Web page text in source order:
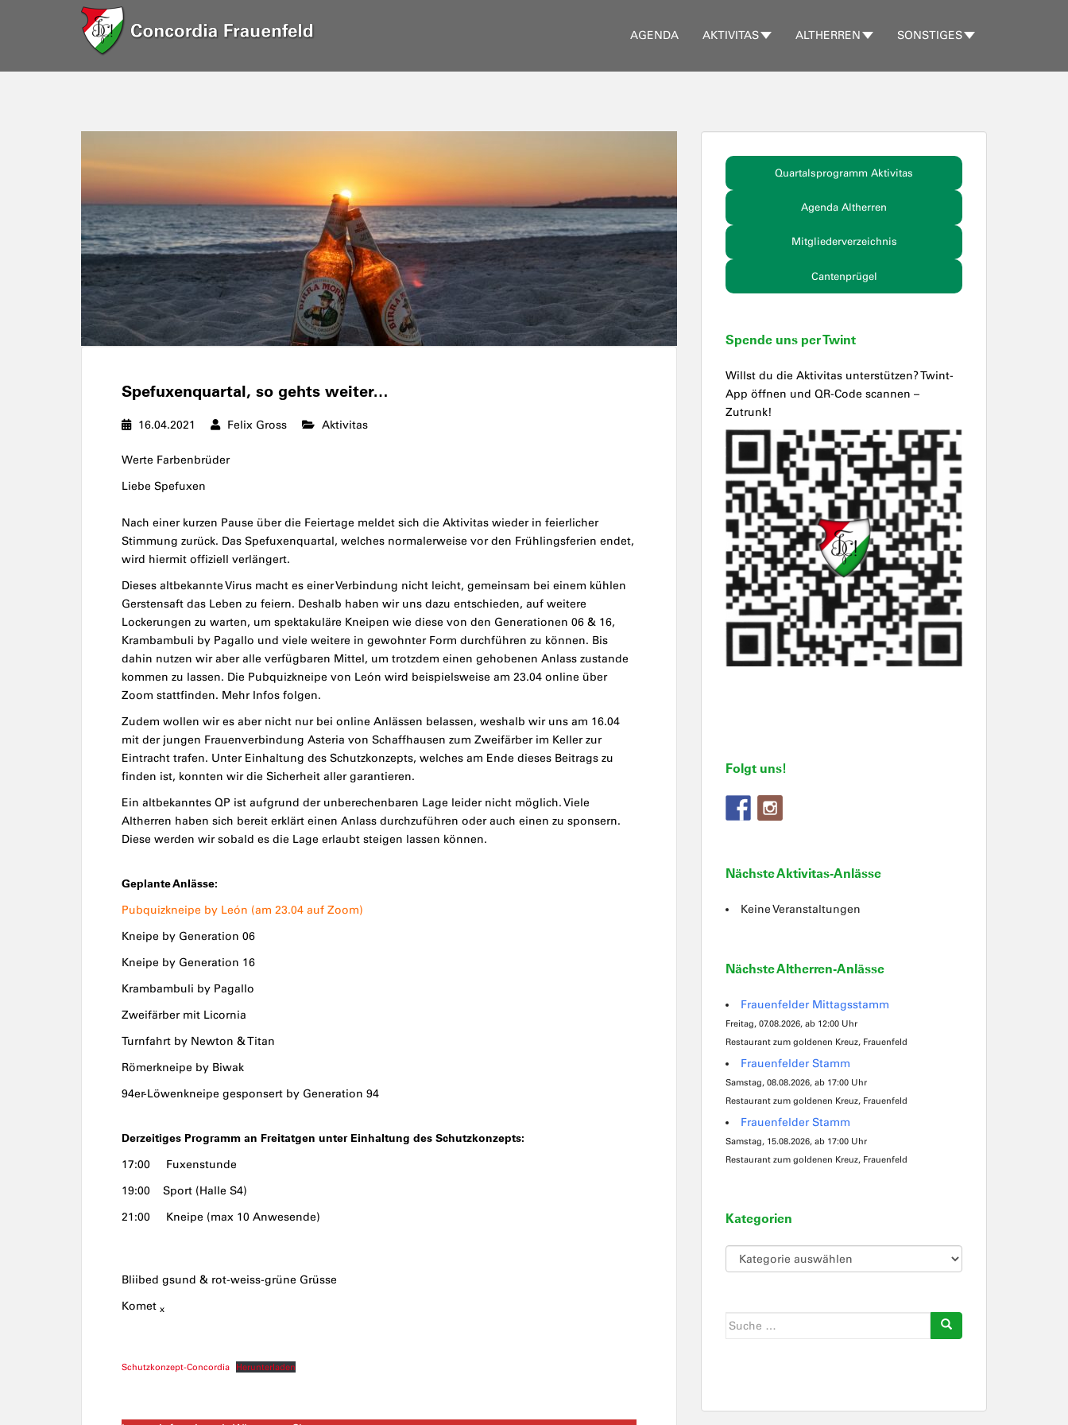
AGENDA AKTIVITAS ALTHERREN SONSTIGES
Spefuxenquartal, so gehts weiter…
16.04.2021 Felix Gross Aktivitas
Werte Farbenbrüder
Liebe Spefuxen
Nach einer kurzen Pause über die Feiertage meldet sich die Aktivitas wieder in feierlicher
Stimmung zurück. Das Spefuxenquartal, welches normalerweise vor den Frühlingsferien endet,
wird hiermit offiziell verlängert.
Dieses altbekannte Virus macht es einer Verbindung nicht leicht, gemeinsam bei einem kühlen
Gerstensaft das Leben zu feiern. Deshalb haben wir uns dazu entschieden, auf weitere
Lockerungen zu warten, um spektakuläre Kneipen wie diese von den Generationen 06 & 16,
Krambambuli by Pagallo und viele weitere in gewohnter Form durchführen zu können. Bis
dahin nutzen wir aber alle verfügbaren Mittel, um trotzdem einen gehobenen Anlass zustande
kommen zu lassen. Die Pubquizkneipe von León wird beispielsweise am 23.04 online über
Zoom stattfinden. Mehr Infos folgen.
Zudem wollen wir es aber nicht nur bei online Anlässen belassen, weshalb wir uns am 16.04
mit der jungen Frauenverbindung Asteria von Schaffhausen zum Zweifärber im Keller zur
Eintracht trafen. Unter Einhaltung des Schutzkonzepts, welches am Ende dieses Beitrags zu
finden ist, konnten wir die Sicherheit aller garantieren.
Ein altbekanntes QP ist aufgrund der unberechenbaren Lage leider nicht möglich. Viele
Altherren haben sich bereit erklärt einen Anlass durchzuführen oder auch einen zu sponsern.
Diese werden wir sobald es die Lage erlaubt steigen lassen können.
Geplante Anlässe:
Pubquizkneipe by León (am 23.04 auf Zoom)
Kneipe by Generation 06
Kneipe by Generation 16
Krambambuli by Pagallo
Zweifärber mit Licornia
Turnfahrt by Newton & Titan
Römerkneipe by Biwak
94er-Löwenkneipe gesponsert by Generation 94
Derzeitiges Programm an Freitatgen unter Einhaltung des Schutzkonzepts:
17:00 Fuxenstunde
19:00 Sport (Halle S4)
21:00 Kneipe (max 10 Anwesende)
Bliibed gsund & rot-weiss-grüne Grüsse
Komet x
Schutzkonzept-Concordia Herunterladen
Quartalsprogramm Aktivitas
Agenda Altherren
Mitgliederverzeichnis
Cantenprügel
Spende uns per Twint
Willst du die Aktivitas unterstützen? Twint-
App öffnen und QR-Code scannen –
Zutrunk!
Folgt uns!
Nächste Aktivitas-Anlässe
Keine Veranstaltungen
Nächste Altherren-Anlässe
Frauenfelder Mittagsstamm
Freitag, 07.08.2026, ab 12:00 Uhr
Restaurant zum goldenen Kreuz, Frauenfeld
Frauenfelder Stamm
Samstag, 08.08.2026, ab 17:00 Uhr
Restaurant zum goldenen Kreuz, Frauenfeld
Frauenfelder Stamm
Samstag, 15.08.2026, ab 17:00 Uhr
Restaurant zum goldenen Kreuz, Frauenfeld
Kategorien
Kategorien
Suche